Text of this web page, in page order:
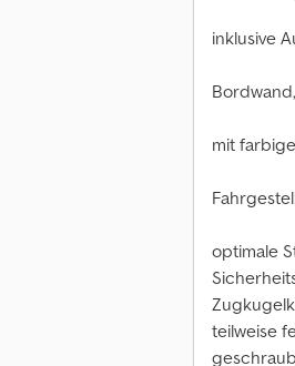
inklusive
mit
optimale
teilweise